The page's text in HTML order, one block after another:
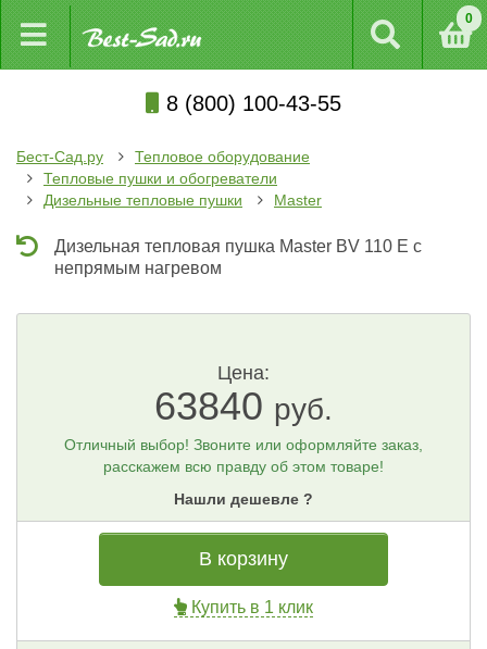
0
8 (800) 100-43-55
Бест-Сад.ру
Тепловое оборудование
Тепловые пушки и обогреватели
Дизельные тепловые пушки
Master
Дизельная тепловая пушка Master BV 110 E с
непрямым нагревом
Цена:
63840 руб.
Отличный выбор! Звоните или оформляйте заказ,
расскажем всю правду об этом товаре!
Нашли дешевле ?
В корзину
Купить в 1 клик